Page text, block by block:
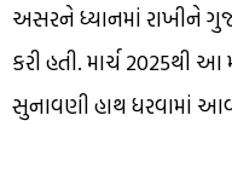
અસરને ધ્યાનમાં રાખીને
કરી હતી. માર્ચ 2025થી
સુનાવણી હાથ ધરવામાં